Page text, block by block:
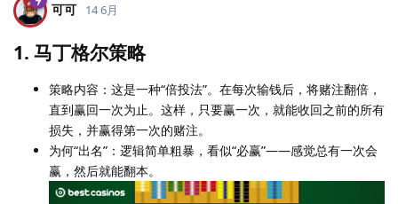
可可 14 6月
1. 马丁格尔策略
策略内容：这是一种“倍投法”。在每次输钱后，将赌注翻倍，
直到赢回一次为止。这样，只要赢一次，就能收回之前的所有
损失，并赢得第一次的赌注。
为何“出名”：逻辑简单粗暴，看似“必赢”——感觉总有一次会
赢，然后就能翻本。